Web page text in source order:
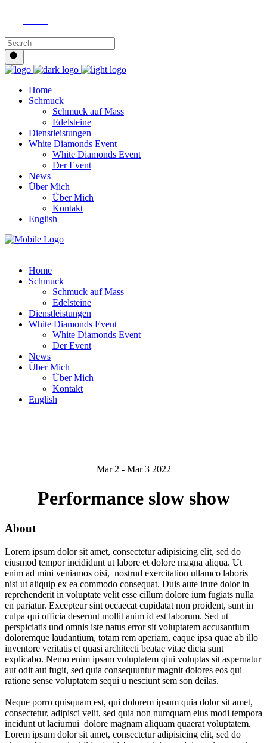
Home
Schmuck
Schmuck auf Mass
Edelsteine
Dienstleistungen
White Diamonds Event
White Diamonds Event
Der Event
News
Über Mich
Über Mich
Kontakt
English
Home
Schmuck
Schmuck auf Mass
Edelsteine
Dienstleistungen
White Diamonds Event
White Diamonds Event
Der Event
News
Über Mich
Über Mich
Kontakt
English
Mar 2 - Mar 3 2022
Performance slow show
About
Lorem ipsum dolor sit amet, consectetur adipisicing elit, sed do
eiusmod tempor incididunt ut labore et dolore magna aliqua. Ut
enim ad mini veniamos oisi, nostrud exercitation ullamco laboris
nisi ut aliquip ex ea commodo consequat. Duis aute irure dolor in
reprehenderit in voluptate velit esse cillum dolore ium fugiats nulla
en pariatur. Excepteur sint occaecat cupidatat non proident, sunt in
culpa qui officia deserunt mollit anim id est laborum. Sed ut
perspiciatis und omnis iste natus error sit voluptatem accusantium
doloremque laudantium, totam rem aperiam, eaque ipsa quae ab illo
inventore veritatis et quasi architecti beatae vitae dicta sunt
explicabo. Nemo enim ipsam voluptatem qiui voluptas sit aspernatur
aut odit aut fugit, sed quia consequuntur magnit dolores eos qui
ratione sense voluptatem sequi u nesciunt sem son deilas.
Neque porro quisquam est, qui dolorem ipsum quia dolor sit amet,
consectetur, adipisci velit, sed quia non numquam eius modi tempora
incidunt ut laciumui dolore magnam aliquam quaerat voluptatem.
Lorem ipsum dolor sit amet, consectetur adipisicing elit, sed do